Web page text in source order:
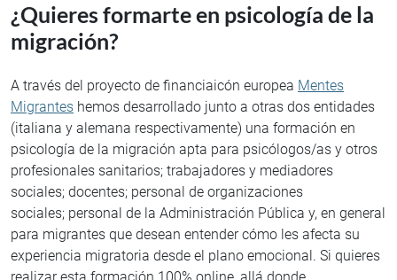
¿Quieres formarte en psicología de la
migración?
A través del proyecto de financiaicón europea Mentes
Migrantes hemos desarrollado junto a otras dos entidades
(italiana y alemana respectivamente) una formación en
psicología de la migración apta para psicólogos/as y otros
profesionales sanitarios; trabajadores y mediadores
sociales; docentes; personal de organizaciones
sociales; personal de la Administración Pública y, en general
para migrantes que desean entender cómo les afecta su
experiencia migratoria desde el plano emocional. Si quieres